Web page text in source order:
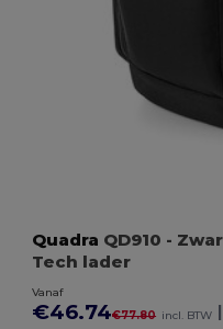
Quadra QD910 -
Tech lader
Vanaf
€46.74€77.80 incl. BTW |